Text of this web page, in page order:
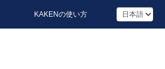
KAKENの使い方